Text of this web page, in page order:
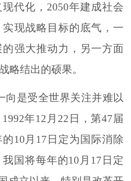
代化， 2050年建成社会
现战略目标的底气，一
强大推动力，另一方面
略结出的硕果。
是受全世界关注并难以
1992年12 月 22 日，第47届
10月 17 日定为国际消除
我国将每年的10 月 17 日定